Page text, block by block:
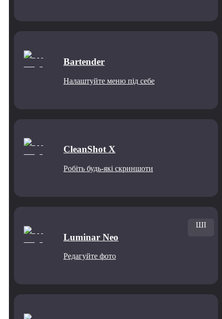
Bartender
Налаштуйте меню під себе
CleanShot X
Робіть будь-які скриншоти
Luminar Neo
Редагуйте фото
ШІ